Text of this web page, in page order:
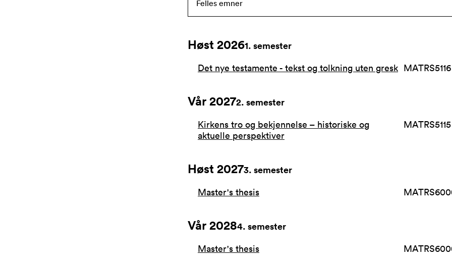
Høst 20261. semester
Det nye testamente - tekst og tolkning uten gresk MATRS5116
Vår 20272. semester
Kirkens tro og bekjennelse – historiske og
aktuelle perspektiver
MATRS5115
Høst 20273. semester
Master's thesis
Vår 20284. semester
Master's thesis